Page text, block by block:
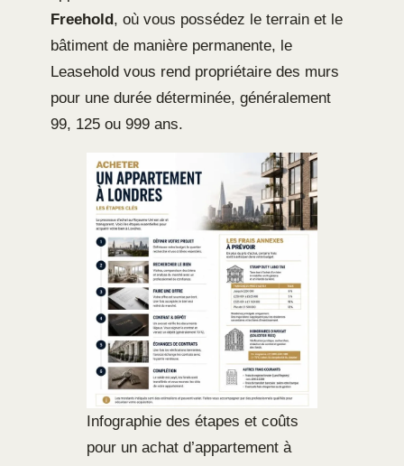
Freehold, où vous possédez le terrain et le
bâtiment de manière permanente, le
Leasehold vous rend propriétaire des murs
pour une durée déterminée, généralement
99, 125 ou 999 ans.
Infographie des étapes et coûts
pour un achat d’appartement à